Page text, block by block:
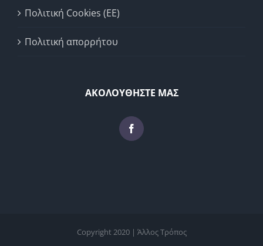
Πολιτική Cookies (ΕΕ)
Πολιτική απορρήτου
ΑΚΟΛΟΥΘΗΣΤΕ ΜΑΣ
Copyright 2020 | Άλλος Τρόπος